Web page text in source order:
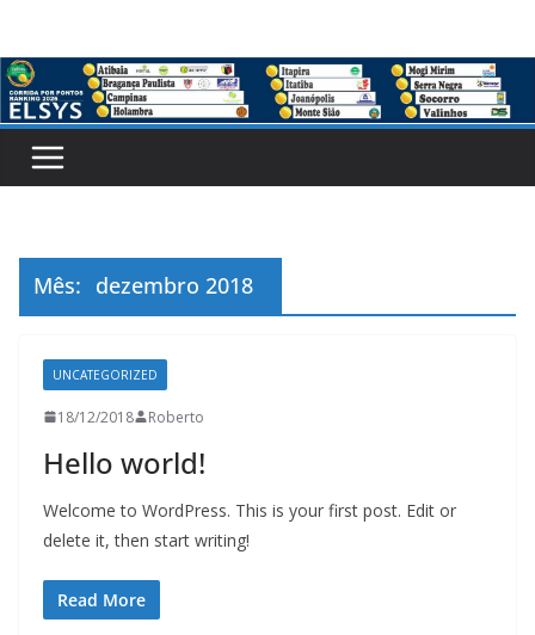
o
conteúdo
Mês: dezembro 2018
UNCATEGORIZED
18/12/2018 Roberto
Hello world!
Welcome to WordPress. This is your first post. Edit or
delete it, then start writing!
Read More